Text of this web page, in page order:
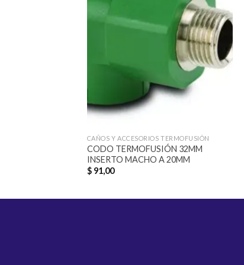
Añadir
a la
lista de
deseos
CAÑOS Y ACCESORIOS TERMOFUSIÓN
CODO TERMOFUSIÓN 32MM
INSERTO MACHO A 20MM
$91,00